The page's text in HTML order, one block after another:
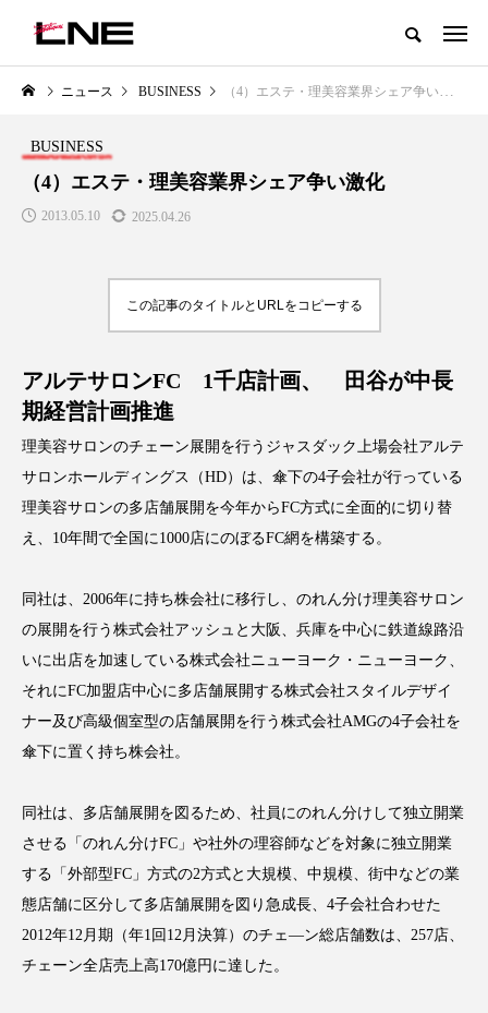
グローバルビューティ＆ヘルスケアビジネス誌
LIFESTYLE
SNSの「加工顔」と美容医療｜AI
がもたらす可能性とこれから
2026.07.13
BUSINESS
GWI調査から読み解く2030年の
2026.08.06
FEATURED 注目の企画
TAG LIST タグ一覧
Gemini Instagram SaaS SNS
アスレジャーコスメ アレルギー アロマ
ニュース BUSINESS （4）エステ・理美容業界シェア争い激化
BUSINESS
（4）エステ・理美容業界シェア争い激化
2013.05.10 2025.04.26
この記事のタイトルとURLをコピーする
アルテサロンFC 1千店計画、 田谷が中長
期経営計画推進
理美容サロンのチェーン展開を行うジャスダック上場会社アルテ
サロンホールディングス（HD）は、傘下の4子会社が行っている
理美容サロンの多店舗展開を今年からFC方式に全面的に切り替
え、10年間で全国に1000店にのぼるFC網を構築する。
同社は、2006年に持ち株会社に移行し、のれん分け理美容サロン
の展開を行う株式会社アッシュと大阪、兵庫を中心に鉄道線路沿
いに出店を加速している株式会社ニューヨーク・ニューヨーク、
それにFC加盟店中心に多店舗展開する株式会社スタイルデザイ
ナー及び高級個室型の店舗展開を行う株式会社AMGの4子会社を
傘下に置く持ち株会社。
同社は、多店舗展開を図るため、社員にのれん分けして独立開業
させる「のれん分けFC」や社外の理容師などを対象に独立開業
する「外部型FC」方式の2方式と大規模、中規模、街中などの業
態店舗に区分して多店舗展開を図り急成長、4子会社合わせた
2012年12月期（年1回12月決算）のチェ―ン総店舗数は、257店、
チェーン全店売上高170億円に達した。